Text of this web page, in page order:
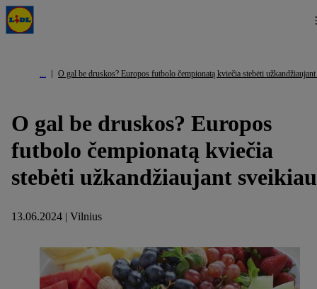
O gal be druskos? Europos futbolo čempionatą kviečia stebėti
O gal be druskos? Europos
futbolo čempionatą kviečia
stebėti užkandžiaujant sveikiau
13.06.2024 | Vilnius